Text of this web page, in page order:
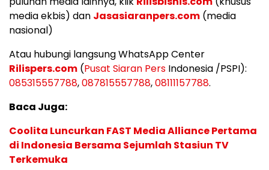
media ekbis) dan Jasasiaranpers.com (media
nasional)
Atau hubungi langsung WhatsApp Center
Rilispers.com (Pusat Siaran Pers Indonesia /PSPI):
085315557788,087815557788,08111157788.
Baca Juga:
Coolita Luncurkan FAST Media Alliance Pertama
di Indonesia Bersama Sejumlah Stasiun TV
Terkemuka